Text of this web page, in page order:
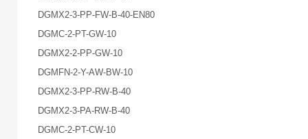
DGMX2-3-PP-FW-B-40-EN80
DGMC-2-PT-GW-10
DGMX2-2-PP-GW-10
DGMFN-2-Y-AW-BW-10
DGMX2-3-PP-RW-B-40
DGMX2-3-PA-RW-B-40
DGMC-2-PT-CW-10